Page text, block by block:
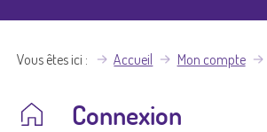
Vous êtes ici Accueil Mon compte
Connexion